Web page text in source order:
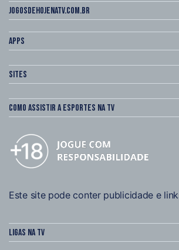
Jogosdehojenatv.com.br
Apps
Sites
Como assistir a esportes na TV
Este site pode conter publicidade e
Ligas na TV